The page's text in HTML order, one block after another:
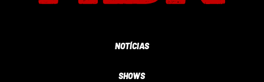
NOTÍCIAS
SHOWS